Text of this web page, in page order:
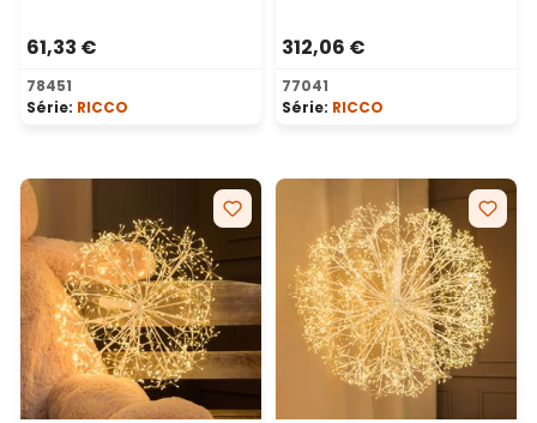
61,33 €
78451
Série: RICCO
312,06 €
77041
Série: RICCO